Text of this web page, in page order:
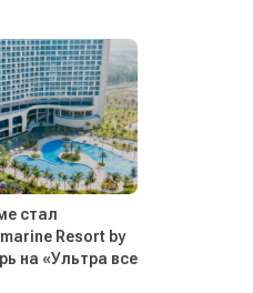
стал
Resort by
на «Ультра все